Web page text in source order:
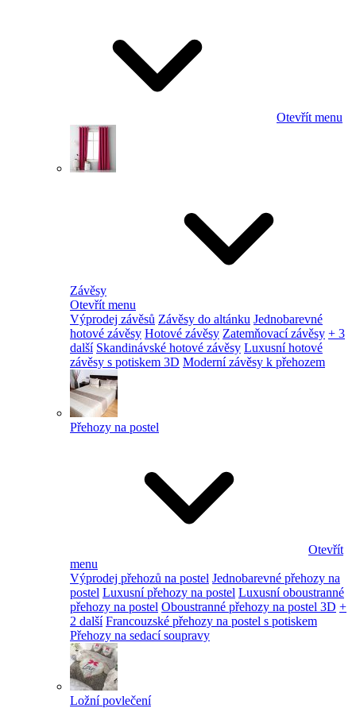
Otevřít menu
Závěsy
Otevřít menu
Výprodej závěsů Závěsy do altánku Jednobarevné
hotové závěsy Hotové závěsy Zatemňovací závěsy + 3
další Skandinávské hotové závěsy Luxusní hotové
závěsy s potiskem 3D Moderní závěsy k přehozem
Přehozy na postel
Otevřít
menu
Výprodej přehozů na postel Jednobarevné přehozy na
postel Luxusní přehozy na postel Luxusní oboustranné
přehozy na postel Oboustranné přehozy na postel 3D +
2 další Francouzské přehozy na postel s potiskem
Přehozy na sedací soupravy
Ložní povlečení